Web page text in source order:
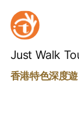
Just Walk
香港特色深度遊